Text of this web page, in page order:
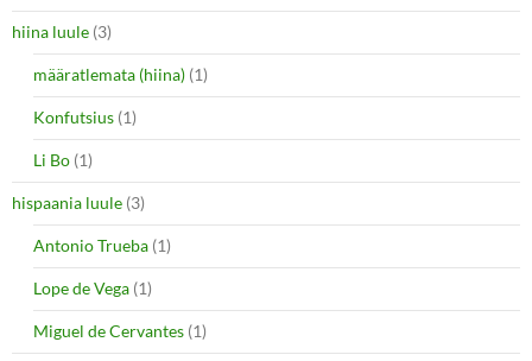
hiina luule (3)
määratlemata (hiina) (1)
Konfutsius (1)
Li Bo (1)
hispaania luule (3)
Antonio Trueba (1)
Lope de Vega (1)
Miguel de Cervantes (1)